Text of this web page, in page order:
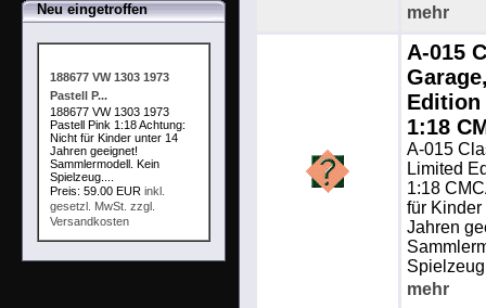
Neu eingetroffen
188677 VW 1303 1973
Pastell P...
188677 VW 1303 1973
Pastell Pink 1:18 Achtung:
Nicht für Kinder unter 14
Jahren geeignet!
Sammlermodell. Kein
Spielzeug....
Preis: 59.00 EUR inkl.
gesetzl. MwSt. zzgl.
Versandkosten
mehr
A-015
Edition
1:18
A-015
Limited
1:18
für Kinder
Jahren
mehr